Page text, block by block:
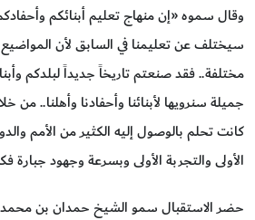
وقال سموه «إن منهاج تعليم أبنائكم
سيختلف عن تعليمنا في السابق لأن
مختلفة.. فقد صنعتم تاريخاً جديداً لبلدكم
جميلة سنرويها لأبنائنا وأحفادنا وأهلنا.. من
كانت تحلم بالوصول إليه الكثير من الأمم
الأولى والتجربة الأولى وبسرعة وجهود جبارة
حضر الاستقبال سمو الشيخ حمدان بن